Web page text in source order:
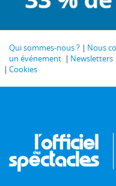
Qui sommes-nous ? Nous
un événement
Newsletters
Cookies